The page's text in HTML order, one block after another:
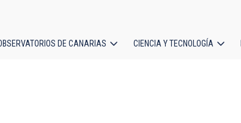
DE CANARIAS CIENCIA Y TECNOLOGÍA